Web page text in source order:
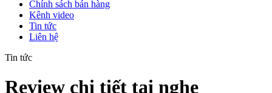
Chính sách bán hàng
Kênh video
Tin tức
Liên hệ
Tin tức
Review chi tiết tai nghe